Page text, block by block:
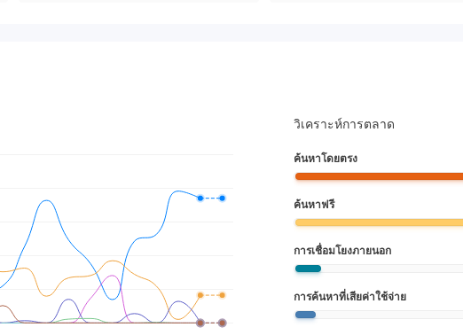
วิเคราะห์การตลาด
ค้นหาโดยตรง
ค้นหาฟรี
การเชื่อมโยงภายนอก
การค้นหาที่เสียค่าใช้จ่าย